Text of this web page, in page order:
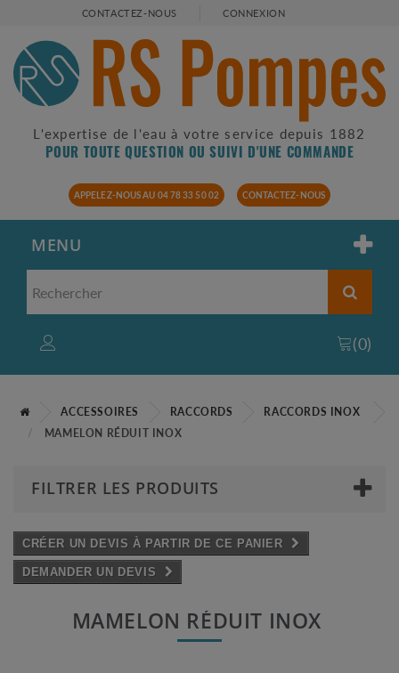
CONTACTEZ-NOUS CONNEXION
L'expertise de l'eau à votre service depuis 1882
POUR TOUTE QUESTION OU SUIVI D'UNE COMMANDE
APPELEZ-NOUS AU 04 78 33 50 02 CONTACTEZ-NOUS
MENU
(0)
ACCESSOIRES RACCORDS
RACCORDS INOX
MAMELON RÉDUIT INOX
FILTRER LES PRODUITS
CRÉER UN DEVIS À PARTIR DE CE PANIER
DEMANDER UN DEVIS
MAMELON RÉDUIT INOX